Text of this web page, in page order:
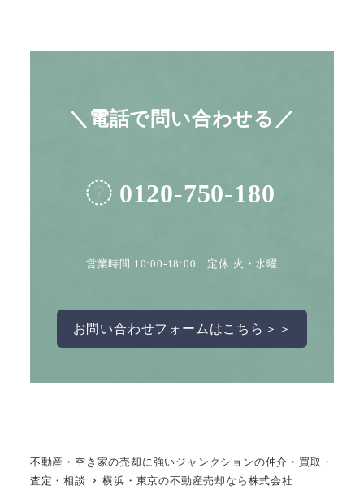
＼電話で問い合わせる／
0120-750-180
営業時間 10:00-18:00 定休 火・水曜
お問い合わせフォームはこちら＞＞
不動産・空き家の売却に強いジャンクションの仲介・買取・
査定・相談
横浜・東京の不動産売却なら株式会社